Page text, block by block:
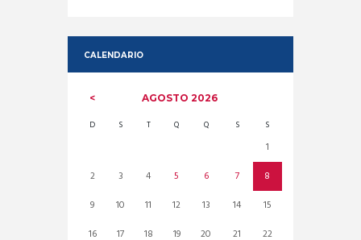
CALENDARIO
AGOSTO2026
D S T Q Q S S
1
2
3 4 5 6 7
8
9
10 11 12 13 14
15
16
17 18 19 20 21
22